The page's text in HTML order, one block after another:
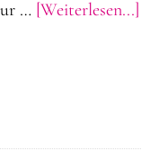
… [Weiterlesen...]